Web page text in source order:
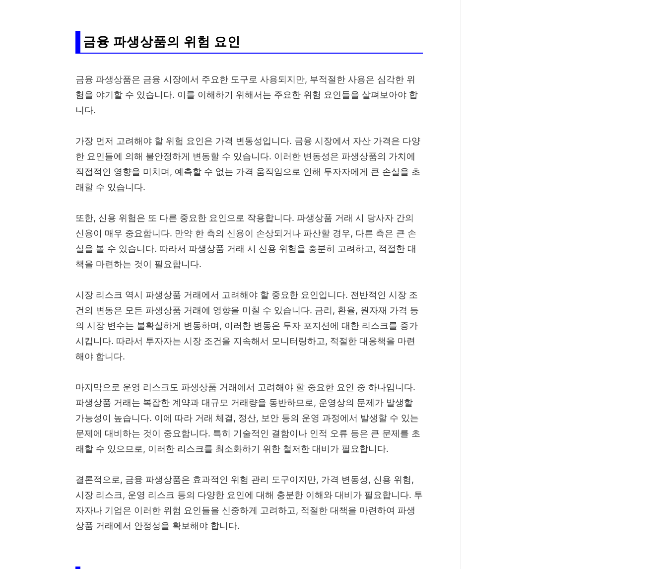
금융 파생상품의 위험 요인
금융 파생상품은 금융 시장에서 주요한 도구로 사용되지만, 부적절한 사용은 심각한 위
험을 야기할 수 있습니다. 이를 이해하기 위해서는 주요한 위험 요인들을 살펴보아야 합
니다.
가장 먼저 고려해야 할 위험 요인은 가격 변동성입니다. 금융 시장에서 자산 가격은 다양
한 요인들에 의해 불안정하게 변동할 수 있습니다. 이러한 변동성은 파생상품의 가치에
직접적인 영향을 미치며, 예측할 수 없는 가격 움직임으로 인해 투자자에게 큰 손실을 초
래할 수 있습니다.
또한, 신용 위험은 또 다른 중요한 요인으로 작용합니다. 파생상품 거래 시 당사자 간의
신용이 매우 중요합니다. 만약 한 측의 신용이 손상되거나 파산할 경우, 다른 측은 큰 손
실을 볼 수 있습니다. 따라서 파생상품 거래 시 신용 위험을 충분히 고려하고, 적절한 대
책을 마련하는 것이 필요합니다.
시장 리스크 역시 파생상품 거래에서 고려해야 할 중요한 요인입니다. 전반적인 시장 조
건의 변동은 모든 파생상품 거래에 영향을 미칠 수 있습니다. 금리, 환율, 원자재 가격 등
의 시장 변수는 불확실하게 변동하며, 이러한 변동은 투자 포지션에 대한 리스크를 증가
시킵니다. 따라서 투자자는 시장 조건을 지속해서 모니터링하고, 적절한 대응책을 마련
해야 합니다.
마지막으로 운영 리스크도 파생상품 거래에서 고려해야 할 중요한 요인 중 하나입니다.
파생상품 거래는 복잡한 계약과 대규모 거래량을 동반하므로, 운영상의 문제가 발생할
가능성이 높습니다. 이에 따라 거래 체결, 정산, 보안 등의 운영 과정에서 발생할 수 있는
문제에 대비하는 것이 중요합니다. 특히 기술적인 결함이나 인적 오류 등은 큰 문제를 초
래할 수 있으므로, 이러한 리스크를 최소화하기 위한 철저한 대비가 필요합니다.
결론적으로, 금융 파생상품은 효과적인 위험 관리 도구이지만, 가격 변동성, 신용 위험,
시장 리스크, 운영 리스크 등의 다양한 요인에 대해 충분한 이해와 대비가 필요합니다. 투
자자나 기업은 이러한 위험 요인들을 신중하게 고려하고, 적절한 대책을 마련하여 파생
상품 거래에서 안정성을 확보해야 합니다.